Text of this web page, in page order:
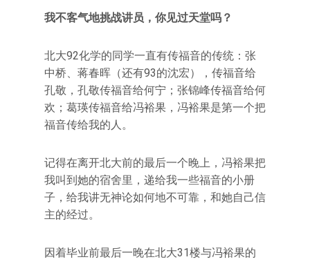
我不客气地挑战讲员，你见过天堂吗？
北大92化学的同学一直有传福音的传统：张
中桥、蒋春晖（还有93的沈宏），传福音给
孔敬，孔敬传福音给何宁；张锦峰传福音给何
欢；葛瑛传福音给冯裕果，冯裕果是第一个把
福音传给我的人。
记得在离开北大前的最后一个晚上，冯裕果把
我叫到她的宿舍里，递给我一些福音的小册
子，给我讲无神论如何地不可靠，和她自己信
主的经过。
因着毕业前最后一晚在北大31楼与冯裕果的